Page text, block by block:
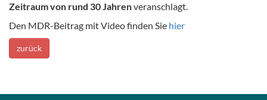
Zeitraum von rund 30 Jahrenveranschlagt.
Den MDR-Beitrag mit Video finden Sie hier
zurück